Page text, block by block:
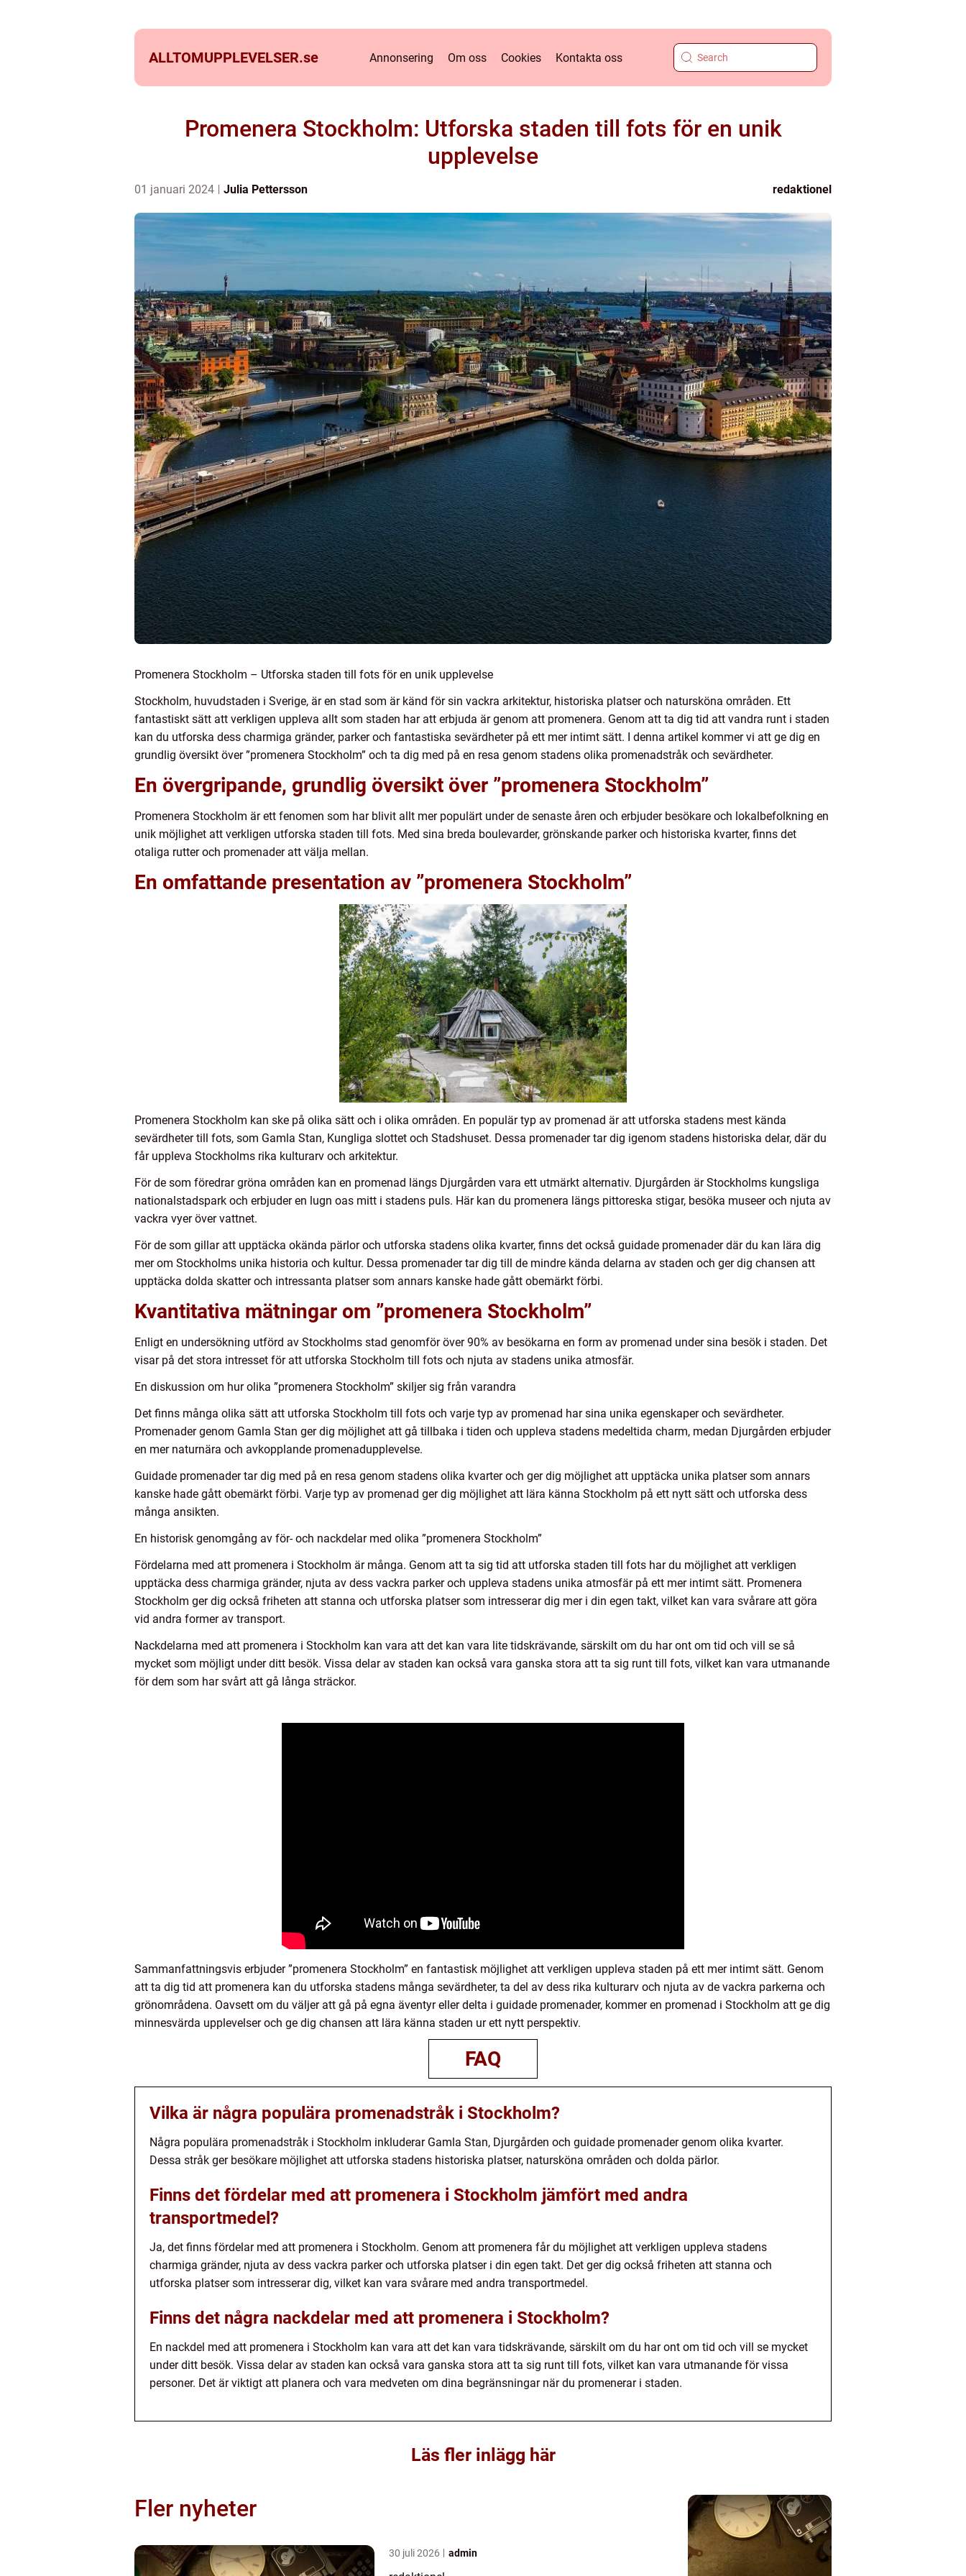
ALLTOMUPPLEVELSER.se Annonsering Om oss Cookies Kontakta oss
Promenera Stockholm: Utforska staden till fots för en unik
upplevelse
01 januari 2024 Julia Pettersson redaktionel
Promenera Stockholm – Utforska staden till fots för en unik upplevelse
Stockholm, huvudstaden i Sverige, är en stad som är känd för sin vackra arkitektur, historiska platser och natursköna områden. Ett
fantastiskt sätt att verkligen uppleva allt som staden har att erbjuda är genom att promenera. Genom att ta dig tid att vandra runt i staden
kan du utforska dess charmiga gränder, parker och fantastiska sevärdheter på ett mer intimt sätt. I denna artikel kommer vi att ge dig en
grundlig översikt över ”promenera Stockholm” och ta dig med på en resa genom stadens olika promenadstråk och sevärdheter.
En övergripande, grundlig översikt över ”promenera Stockholm”
Promenera Stockholm är ett fenomen som har blivit allt mer populärt under de senaste åren och erbjuder besökare och lokalbefolkning en
unik möjlighet att verkligen utforska staden till fots. Med sina breda boulevarder, grönskande parker och historiska kvarter, finns det
otaliga rutter och promenader att välja mellan.
En omfattande presentation av ”promenera Stockholm”
Promenera Stockholm kan ske på olika sätt och i olika områden. En populär typ av promenad är att utforska stadens mest kända
sevärdheter till fots, som Gamla Stan, Kungliga slottet och Stadshuset. Dessa promenader tar dig igenom stadens historiska delar, där du
får uppleva Stockholms rika kulturarv och arkitektur.
För de som föredrar gröna områden kan en promenad längs Djurgården vara ett utmärkt alternativ. Djurgården är Stockholms kungsliga
nationalstadspark och erbjuder en lugn oas mitt i stadens puls. Här kan du promenera längs pittoreska stigar, besöka museer och njuta av
vackra vyer över vattnet.
För de som gillar att upptäcka okända pärlor och utforska stadens olika kvarter, finns det också guidade promenader där du kan lära dig
mer om Stockholms unika historia och kultur. Dessa promenader tar dig till de mindre kända delarna av staden och ger dig chansen att
upptäcka dolda skatter och intressanta platser som annars kanske hade gått obemärkt förbi.
Kvantitativa mätningar om ”promenera Stockholm”
Enligt en undersökning utförd av Stockholms stad genomför över 90% av besökarna en form av promenad under sina besök i staden. Det
visar på det stora intresset för att utforska Stockholm till fots och njuta av stadens unika atmosfär.
En diskussion om hur olika ”promenera Stockholm” skiljer sig från varandra
Det finns många olika sätt att utforska Stockholm till fots och varje typ av promenad har sina unika egenskaper och sevärdheter.
Promenader genom Gamla Stan ger dig möjlighet att gå tillbaka i tiden och uppleva stadens medeltida charm, medan Djurgården erbjuder
en mer naturnära och avkopplande promenadupplevelse.
Guidade promenader tar dig med på en resa genom stadens olika kvarter och ger dig möjlighet att upptäcka unika platser som annars
kanske hade gått obemärkt förbi. Varje typ av promenad ger dig möjlighet att lära känna Stockholm på ett nytt sätt och utforska dess
många ansikten.
En historisk genomgång av för- och nackdelar med olika ”promenera Stockholm”
Fördelarna med att promenera i Stockholm är många. Genom att ta sig tid att utforska staden till fots har du möjlighet att verkligen
upptäcka dess charmiga gränder, njuta av dess vackra parker och uppleva stadens unika atmosfär på ett mer intimt sätt. Promenera
Stockholm ger dig också friheten att stanna och utforska platser som intresserar dig mer i din egen takt, vilket kan vara svårare att göra
vid andra former av transport.
Nackdelarna med att promenera i Stockholm kan vara att det kan vara lite tidskrävande, särskilt om du har ont om tid och vill se så
mycket som möjligt under ditt besök. Vissa delar av staden kan också vara ganska stora att ta sig runt till fots, vilket kan vara utmanande
för dem som har svårt att gå långa sträckor.
Sammanfattningsvis erbjuder ”promenera Stockholm” en fantastisk möjlighet att verkligen uppleva staden på ett mer intimt sätt. Genom
att ta dig tid att promenera kan du utforska stadens många sevärdheter, ta del av dess rika kulturarv och njuta av de vackra parkerna och
grönområdena. Oavsett om du väljer att gå på egna äventyr eller delta i guidade promenader, kommer en promenad i Stockholm att ge dig
minnesvärda upplevelser och ge dig chansen att lära känna staden ur ett nytt perspektiv.
FAQ
Vilka är några populära promenadstråk i Stockholm?
Några populära promenadstråk i Stockholm inkluderar Gamla Stan, Djurgården och guidade promenader genom olika kvarter.
Dessa stråk ger besökare möjlighet att utforska stadens historiska platser, natursköna områden och dolda pärlor.
Finns det fördelar med att promenera i Stockholm jämfört med andra
transportmedel?
Ja, det finns fördelar med att promenera i Stockholm. Genom att promenera får du möjlighet att verkligen uppleva stadens
charmiga gränder, njuta av dess vackra parker och utforska platser i din egen takt. Det ger dig också friheten att stanna och
utforska platser som intresserar dig, vilket kan vara svårare med andra transportmedel.
Finns det några nackdelar med att promenera i Stockholm?
En nackdel med att promenera i Stockholm kan vara att det kan vara tidskrävande, särskilt om du har ont om tid och vill se mycket
under ditt besök. Vissa delar av staden kan också vara ganska stora att ta sig runt till fots, vilket kan vara utmanande för vissa
personer. Det är viktigt att planera och vara medveten om dina begränsningar när du promenerar i staden.
Läs fler inlägg här
Fler nyheter
30 juli 2026 admin